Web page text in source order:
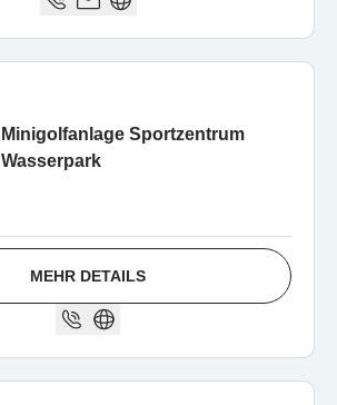
Minigolfanlage Sportzentrum
Wasserpark
MEHR DETAILS